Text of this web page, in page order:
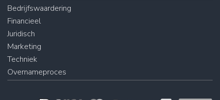
Bedrijfswaardering
Financieel
Juridisch
Marketing
Techniek
Overnameproces